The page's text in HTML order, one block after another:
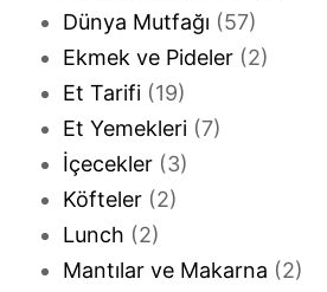
Dünya Mutfağı (57)
Ekmek ve Pideler (2)
Et Tarifi (19)
Et Yemekleri (7)
İçecekler (3)
Köfteler (2)
Lunch (2)
Mantılar ve Makarna (2)